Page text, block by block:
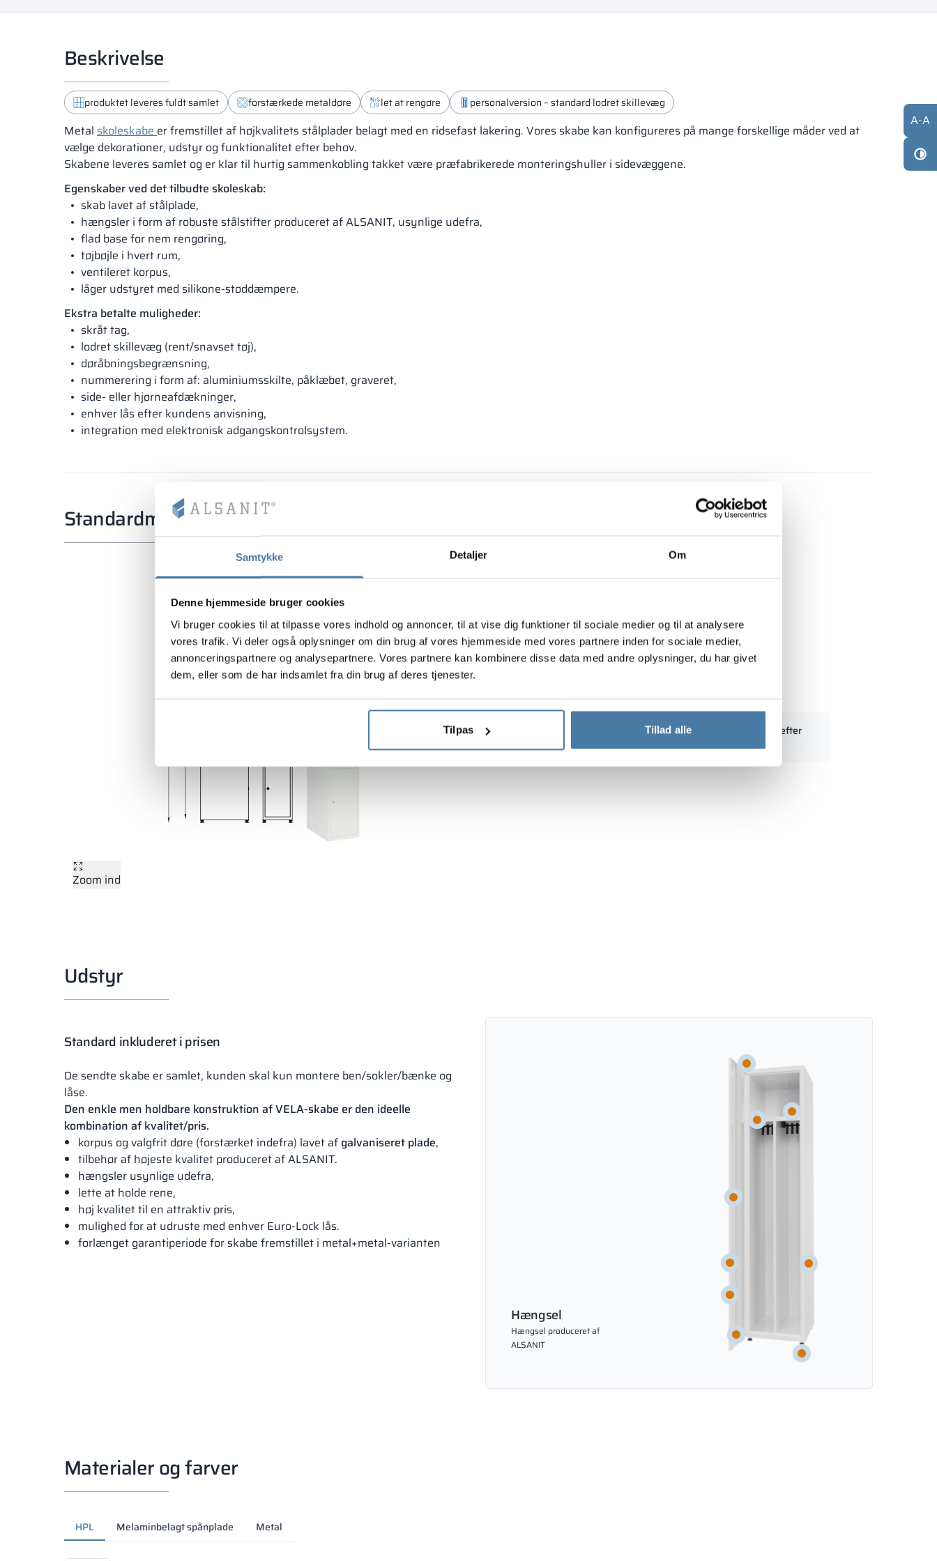
Samtykke Detaljer Om
Denne hjemmeside bruger cookies
Vi bruger cookies til at tilpasse vores indhold og annoncer, til at vise dig funktioner til sociale medier og til at analysere
vores trafik. Vi deler også oplysninger om din brug af vores hjemmeside med vores partnere inden for sociale medier,
annonceringspartnere og analysepartnere. Vores partnere kan kombinere disse data med andre oplysninger, du har givet
dem, eller som de har indsamlet fra din brug af deres tjenester.
Tilpas Tillad alle
Beskrivelse
produktet leveres fuldt samlet forstærkede metaldøre let at rengøre personalversion – standard lodret skillevæg
Metal skoleskabe er fremstillet af højkvalitets stålplader belagt med en ridsefast lakering. Vores skabe kan konfigureres på mange forskellige måder ved at
vælge dekorationer, udstyr og funktionalitet efter behov.
Skabene leveres samlet og er klar til hurtig sammenkobling takket være præfabrikerede monteringshuller i sidevæggene.
Egenskaber ved det tilbudte skoleskab:
skab lavet af stålplade,
hængsler i form af robuste stålstifter produceret af ALSANIT, usynlige udefra,
flad base for nem rengøring,
tøjbøjle i hvert rum,
ventileret korpus,
låger udstyret med silikone-støddæmpere.
Ekstra betalte muligheder:
skråt tag,
lodret skillevæg (rent/snavset tøj),
døråbningsbegrænsning,
nummerering i form af: aluminiumsskilte, påklæbet, graveret,
side- eller hjørneafdækninger,
enhver lås efter kundens anvisning,
integration med elektronisk adgangskontrolsystem.
Standardmål
Zoom ind
Metalskab til skole med rum 300/1800 - 18313
Sektionsbredde:
Dybde:490 mm
Standardmål kan modificeres efter
Udstyr
Standard inkluderet i prisen
De sendte skabe er samlet, kunden skal kun montere ben/sokler/bænke og
låse.
Den enkle men holdbare konstruktion af VELA-skabe er den ideelle
kombination af kvalitet/pris.
korpus og valgfrit døre (forstærket indefra) lavet af galvaniseret plade,
tilbehør af højeste kvalitet produceret af ALSANIT.
hængsler usynlige udefra,
lette at holde rene,
høj kvalitet til en attraktiv pris,
mulighed for at udruste med enhver Euro-Lock lås.
forlænget garantiperiode for skabe fremstillet i metal+metal-varianten
Hængsel
Hængsel produceret af
ALSANIT
Materialer og farver
HPL Melaminbelagt spånplade Metal
A-A